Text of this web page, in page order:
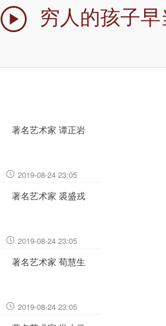
 穷人的孩子
著名艺术家 谭正岩
2019-08-24 23:05
著名艺术家 裘盛戎
2019-08-24 23:05
著名艺术家 荀慧生
2019-08-24 23:05